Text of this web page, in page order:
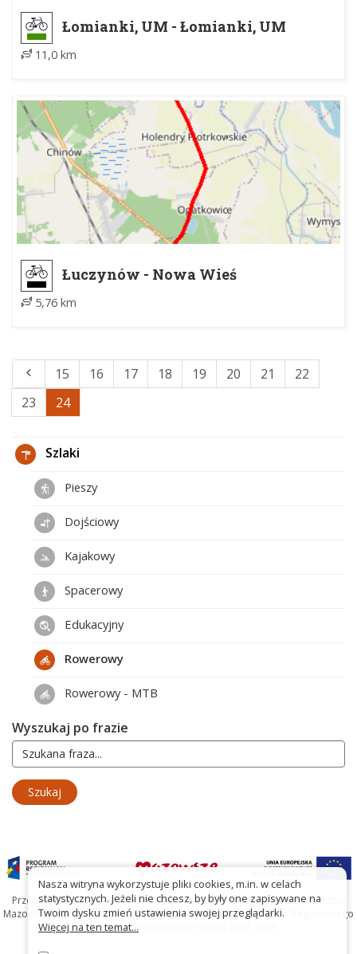
Łomianki, UM - Łomianki, UM
11,0 km
Łuczynów - Nowa Wieś
5,76 km
15 16 17 18 19 20 21
22
23
24
Szlaki
Pieszy
Dojściowy
Kajakowy
Spacerowy
Edukacyjny
Rowerowy
Rowerowy - MTB
Wyszukaj po frazie
Przedsięwzięcie współfinansowane ze środków Samorządu Województwa
Mazowieckiego oraz Unię Europejską w ramach Mazowieckiego Regionalnego
Programu Operacyjnego na lata 2007-2013
Nasza witryna wykorzystuje pliki cookies, m.in. w celach
statystycznych. Jeżeli nie chcesz, by były one zapisywane na
Twoim dysku zmień ustawienia swojej przeglądarki.
Więcej na ten temat...